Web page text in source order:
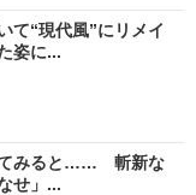
て“現代風”にリメイ
姿に...
てみると…… 斬新な
せ」...